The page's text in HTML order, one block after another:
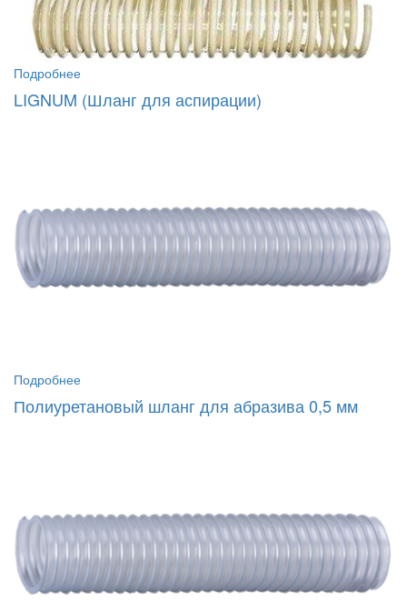
Подробнее
LIGNUM (Шланг для аспирации)
Подробнее
Полиуретановый шланг для абразива 0,5 мм